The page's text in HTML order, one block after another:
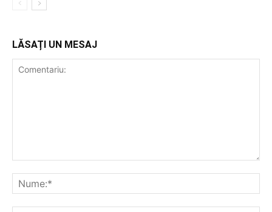
LĂSAȚI UN MESAJ